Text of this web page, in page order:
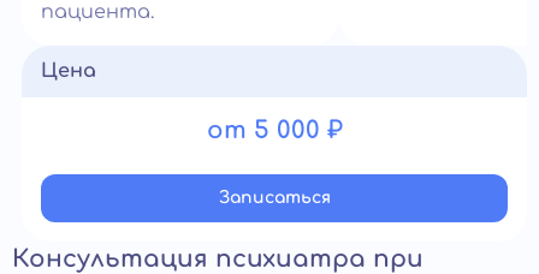
пациента.
Цена
от 5 000 ₽
Записатьcя
Консультация психиатра при